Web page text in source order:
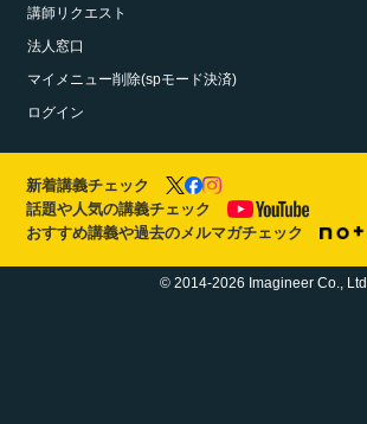
講師リクエスト
法人窓口
マイメニュー削除(spモード決済)
ログイン
新着講義チェック
話題や人気の講義チェック
おすすめ講義や過去のメルマガチェック
© 2014-2026 Imagineer Co., Ltd.